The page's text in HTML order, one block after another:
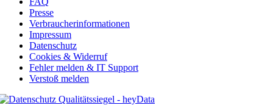
Presse
Verbraucherinformationen
Impressum
Datenschutz
Cookies & Widerruf
Fehler melden & IT Support
Verstoß melden